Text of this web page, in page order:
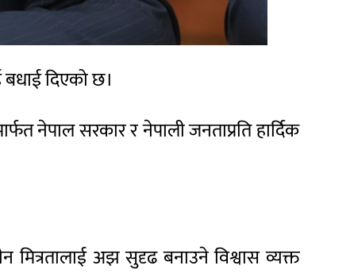
दिएको छ।
नेपाल सरकार र नेपाली जनताप्रति हार्दिक
मित्रतालाई अझ सुदृढ बनाउने विश्वास व्यक्त